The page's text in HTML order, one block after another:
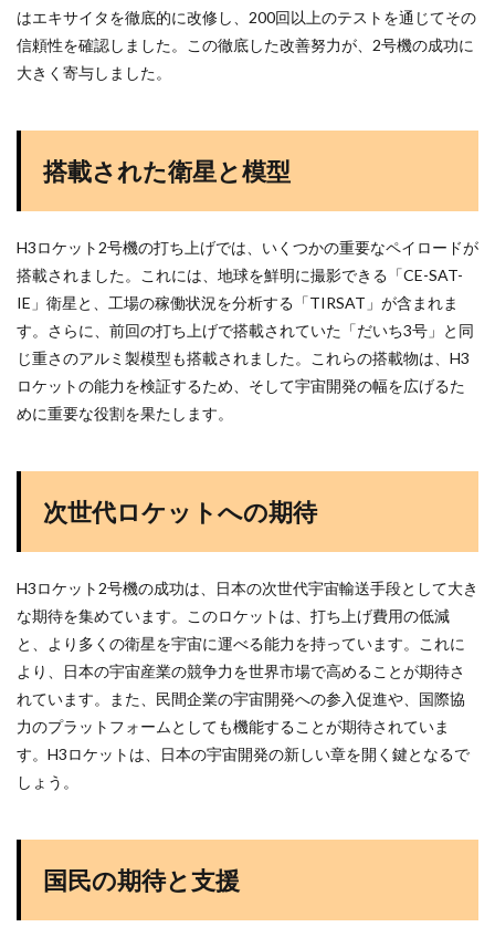
はエキサイタを徹底的に改修し、200回以上のテストを通じてその
信頼性を確認しました。この徹底した改善努力が、2号機の成功に
大きく寄与しました。
搭載された衛星と模型
H3ロケット2号機の打ち上げでは、いくつかの重要なペイロードが
搭載されました。これには、地球を鮮明に撮影できる「CE-SAT-
IE」衛星と、工場の稼働状況を分析する「TIRSAT」が含まれま
す。さらに、前回の打ち上げで搭載されていた「だいち3号」と同
じ重さのアルミ製模型も搭載されました。これらの搭載物は、H3
ロケットの能力を検証するため、そして宇宙開発の幅を広げるた
めに重要な役割を果たします。
次世代ロケットへの期待
H3ロケット2号機の成功は、日本の次世代宇宙輸送手段として大き
な期待を集めています。このロケットは、打ち上げ費用の低減
と、より多くの衛星を宇宙に運べる能力を持っています。これに
より、日本の宇宙産業の競争力を世界市場で高めることが期待さ
れています。また、民間企業の宇宙開発への参入促進や、国際協
力のプラットフォームとしても機能することが期待されていま
す。H3ロケットは、日本の宇宙開発の新しい章を開く鍵となるで
しょう。
国民の期待と支援